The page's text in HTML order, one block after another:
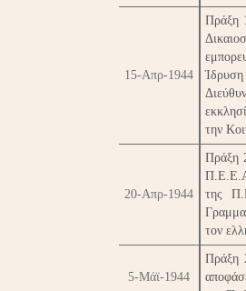
15-Απρ-1944
Πράξη
την
20-Απρ-1944
Πράξη
της
τον
5-Μάϊ-1944
Πράξη